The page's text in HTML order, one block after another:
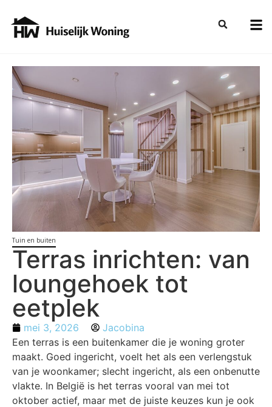
Tuin en buiten
Terras inrichten: van
loungehoek tot
eetplek
mei 3, 2026
Jacobina
Een terras is een buitenkamer die je woning groter
maakt. Goed ingericht, voelt het als een verlengstuk
van je woonkamer; slecht ingericht, als een onbenutte
vlakte. In België is het terras vooral van mei tot
oktober actief, maar met de juiste keuzes kun je ook